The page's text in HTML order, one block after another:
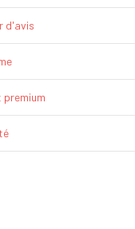
d'avis
premium